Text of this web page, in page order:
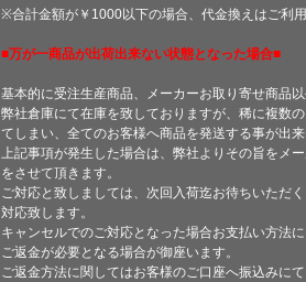
※合計金額が￥1000以下の場合、代金換えはご利用
■万が一商品が出荷出来ない状態となった場合■
基本的に受注生産商品、メーカーお取り寄せ商品
弊社倉庫にて在庫を致しておりますが、稀に複数
てしまい、全てのお客様へ商品を発送する事が出来
上記事項が発生した場合は、弊社よりその旨をメ
をさせて頂きます。
ご対応と致しましては、次回入荷迄お待ちいただ
対応致します。
キャンセルでのご対応となった場合お支払い方法
ご返金が必要となる場合が御座います。
ご返金方法に関してはお客様のご口座へ振込みにて